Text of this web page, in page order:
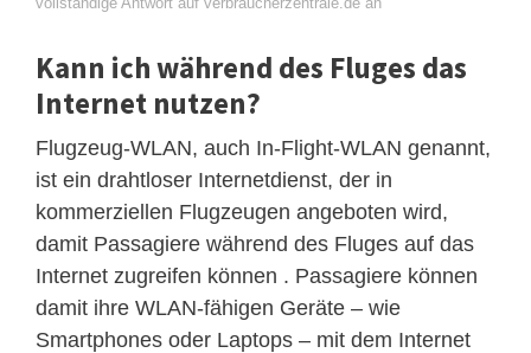
Kann ich während des Fluges das
Internet nutzen?
Flugzeug-WLAN, auch In-Flight-WLAN genannt,
ist ein drahtloser Internetdienst, der in
kommerziellen Flugzeugen angeboten wird,
damit Passagiere während des Fluges auf das
Internet zugreifen können . Passagiere können
damit ihre WLAN-fähigen Geräte – wie
Smartphones oder Laptops – mit dem Internet